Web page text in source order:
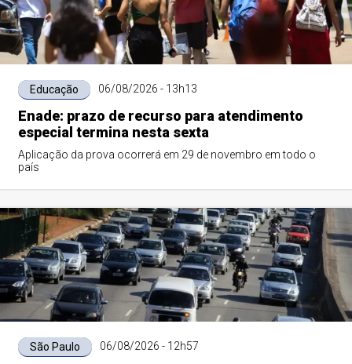
Educação 06/08/2026 - 13h13
Enade: prazo de recurso para atendimento
especial termina nesta sexta
Aplicação da prova ocorrerá em 29 de novembro em todo o
país
São Paulo 06/08/2026 - 12h57